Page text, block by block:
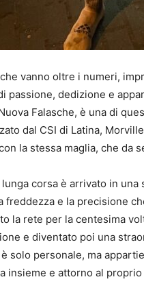
vanno oltre i numeri,
passione, dedizione e
Falasche, è una di
dal CSI di Latina,
la stessa maglia, che da
lunga corsa è arrivato in
freddezza e la precisione
la rete per la centesima
e diventato poi una
solo personale, ma
insieme e attorno al proprio